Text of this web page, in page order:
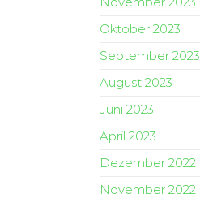
Oktober 2023
September 2023
August 2023
Juni 2023
April 2023
Dezember 2022
November 2022